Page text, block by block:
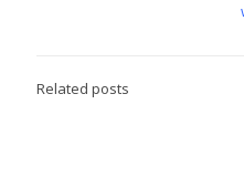
Related posts